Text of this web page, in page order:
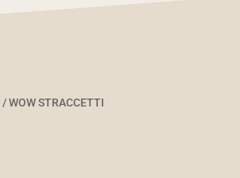
/ WOW STRACCETTI